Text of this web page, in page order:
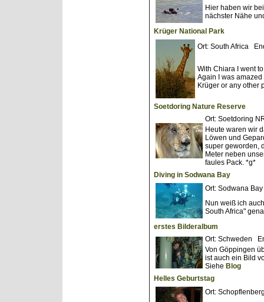
Hier haben wir
nächster Nähe
Krüger National Park
Ort: South Africa
With Chiara I went
Again I was
Krüger or any other
Soetdoring Nature Reserve
Ort: Soetdoring
Heute waren wir
Löwen und
super geworden,
Meter neben
faules Pack. *g*
Diving in Sodwana Bay
Ort: Sodwana
Nun weiß ich
South Africa"
erstes Bilderalbum
Ort: Schweden
Von Göppingen
ist auch ein Bild
Siehe Blog
Helles Geburtstag
Ort: